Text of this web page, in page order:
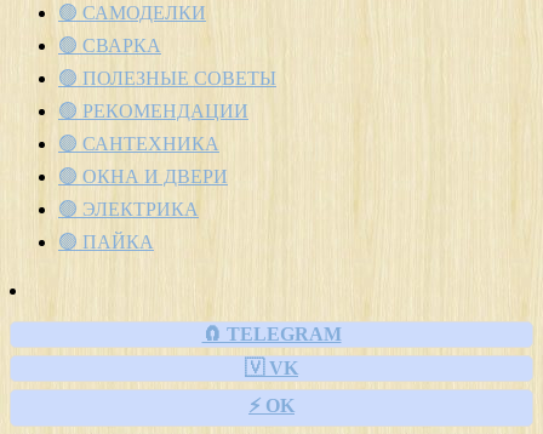
🟢 САМОДЕЛКИ
🟢 СВАРКА
🟢 ПОЛЕЗНЫЕ СОВЕТЫ
🟢 РЕКОМЕНДАЦИИ
🟢 САНТЕХНИКА
🟢 ОКНА И ДВЕРИ
🟢 ЭЛЕКТРИКА
🟢 ПАЙКА
🧲 TELEGRAM
🇻 VK
⚡ OK